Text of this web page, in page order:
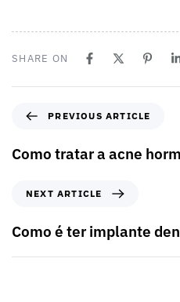
SHARE ON
PREVIOUS ARTICLE
Como tratar a acne
NEXT ARTICLE
Como é ter implante